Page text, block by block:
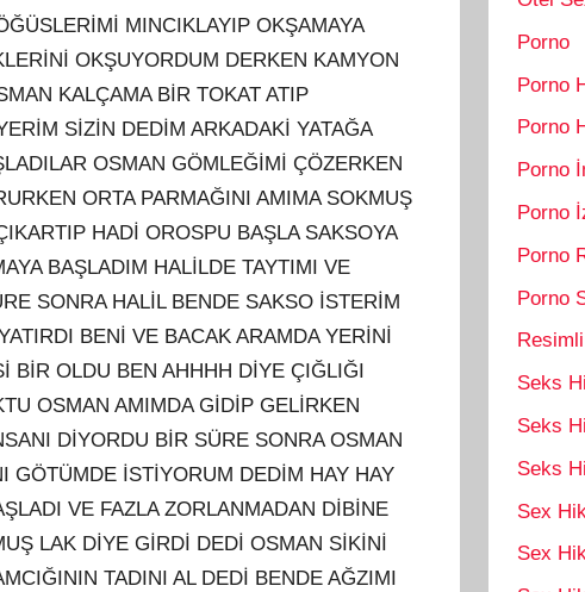
MINCIKLAYIP OKŞAMAYA
OKŞUYORDUM DERKEN KAMYON
KALÇAMA BİR TOKAT ATIP
SİZİN DEDİM ARKADAKİ YATAĞA
OSMAN GÖMLEĞİMİ ÇÖZERKEN
ORTA PARMAĞINI AMIMA SOKMUŞ
HADİ OROSPU BAŞLA SAKSOYA
BAŞLADIM HALİLDE TAYTIMI VE
SONRA HALİL BENDE SAKSO İSTERİM
BENİ VE BACAK ARAMDA YERİNİ
BİR OLDU BEN AHHHH DİYE ÇIĞLIĞI
OSMAN AMIMDA GİDİP GELİRKEN
DİYORDU BİR SÜRE SONRA OSMAN
GÖTÜMDE İSTİYORUM DEDİM HAY HAY
VE FAZLA ZORLANMADAN DİBİNE
LAK DİYE GİRDİ DEDİ OSMAN SİKİNİ
TADINI AL DEDİ BENDE AĞZIMI
Porno
Porno
Porno
Porno
Porno
Porno
Porno
Seks
Seks
Seks
Sex
Sex